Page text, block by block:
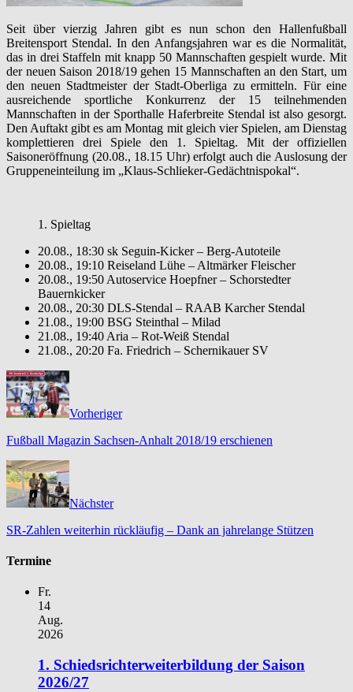
Seit über vierzig Jahren gibt es nun schon den Hallenfußball
Breitensport Stendal. In den Anfangsjahren war es die Normalität,
das in drei Staffeln mit knapp 50 Mannschaften gespielt wurde. Mit
der neuen Saison 2018/19 gehen 15 Mannschaften an den Start, um
den neuen Stadtmeister der Stadt-Oberliga zu ermitteln. Für eine
ausreichende sportliche Konkurrenz der 15 teilnehmenden
Mannschaften in der Sporthalle Haferbreite Stendal ist also gesorgt.
Den Auftakt gibt es am Montag mit gleich vier Spielen, am Dienstag
komplettieren drei Spiele den 1. Spieltag. Mit der offiziellen
Saisoneröffnung (20.08., 18.15 Uhr) erfolgt auch die Auslosung der
Gruppeneinteilung im „Klaus-Schlieker-Gedächtnispokal“.
1. Spieltag
20.08., 18:30 sk Seguin-Kicker – Berg-Autoteile
20.08., 19:10 Reiseland Lühe – Altmärker Fleischer
20.08., 19:50 Autoservice Hoepfner – Schorstedter
Bauernkicker
20.08., 20:30 DLS-Stendal – RAAB Karcher Stendal
21.08., 19:00 BSG Steinthal – Milad
21.08., 19:40 Aria – Rot-Weiß Stendal
21.08., 20:20 Fa. Friedrich – Schernikauer SV
Vorheriger
Fußball Magazin Sachsen-Anhalt 2018/19 erschienen
Nächster
SR-Zahlen weiterhin rückläufig – Dank an jahrelange Stützen
Termine
Fr.
14
Aug.
2026
1. Schiedsrichterweiterbildung der Saison
2026/27